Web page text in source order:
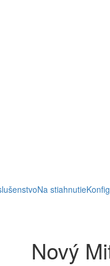
Na stiahnutie
Nový